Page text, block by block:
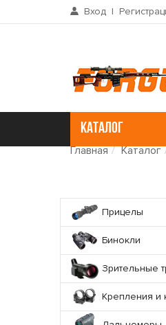
Вход |
КАТАЛОГ
Главная Каталог
Прицелы
Бинокли
Зрительные
Крепления и